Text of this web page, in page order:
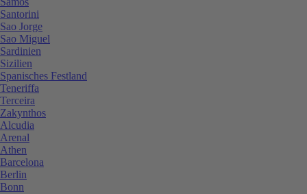
Santorini
Sao Jorge
Sao Miguel
Sardinien
Sizilien
Spanisches Festland
Teneriffa
Terceira
Zakynthos
Alcudia
Arenal
Athen
Barcelona
Berlin
Bonn